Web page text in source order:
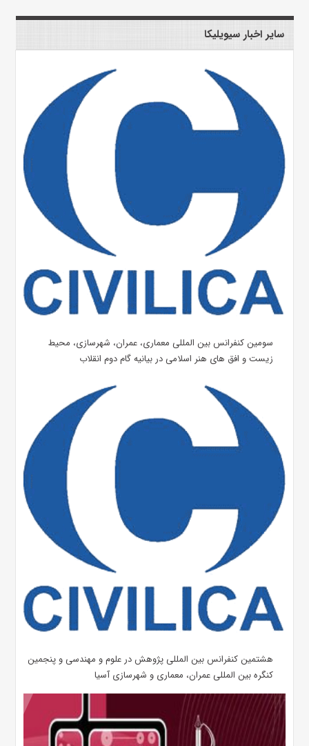
سایر اخبار سیویلیکا
سومین کنفرانس بین المللی معماری، عمران، شهرسازی، محیط
زیست و افق های هنر اسلامی در بیانیه گام دوم انقلاب
هشتمین کنفرانس بین المللی پژوهش در علوم و مهندسی و پنجمین
کنگره بین المللی عمران، معماری و شهرسازی آسیا